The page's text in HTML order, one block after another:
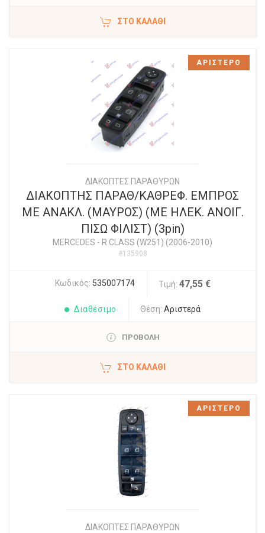
ΣΤΟ ΚΑΛΆΘΙ
ΔΙΑΚΟΠΤΕΣ ΠΑΡΑΘΥΡΩΝ
ΔΙΑΚΟΠΤΗΣ ΠΑΡΑΘ/ΚΑΘΡΕΦ. ΕΜΠΡΟΣ
ΜΕ ΑΝΑΚΛ. (ΜΑΥΡΟΣ) (ΜΕ ΗΛΕΚ. ΑΝΟΙΓ.
ΠΙΣΩ ΦΙΛΙΣΤ) (3pin)
MERCEDES - R CLASS (W251) (2006-2010)
#135908
Κωδικός: 535007174 Τιμή: 47,55 €
Διαθέσιμο Θέση: Αριστερά
ΠΡΟΒΟΛΗ
ΣΤΟ ΚΑΛΆΘΙ
ΑΡΙΣΤΕΡΟ
ΔΙΑΚΟΠΤΕΣ ΠΑΡΑΘΥΡΩΝ
ΑΡΙΣΤΕΡΟ